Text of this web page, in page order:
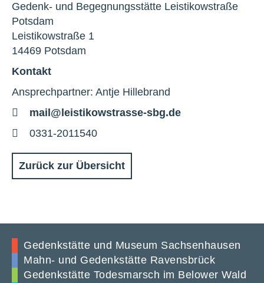
Gedenk- und Begegnungsstätte Leistikowstraße
Potsdam
Leistikowstraße 1
14469 Potsdam
Kontakt
Ansprechpartner: Antje Hillebrand
E-
Mail
mail@leistikowstrasse-sbg.de
Telefon
0331-2011540
Zurück zur Übersicht
Gedenkstätte und Museum Sachsenhausen
Mahn- und Gedenkstätte Ravensbrück
Gedenkstätte Todesmarsch im Belower Wald